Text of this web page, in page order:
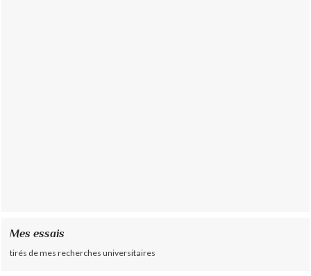
Mes essais
tirés de mes recherches universitaires